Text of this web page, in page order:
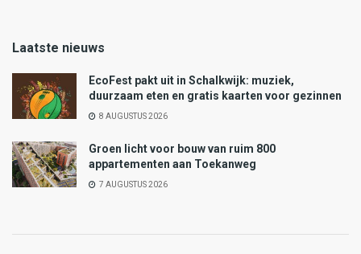
Laatste nieuws
EcoFest pakt uit in Schalkwijk: muziek,
duurzaam eten en gratis kaarten voor gezinnen
8 AUGUSTUS 2026
Groen licht voor bouw van ruim 800
appartementen aan Toekanweg
7 AUGUSTUS 2026